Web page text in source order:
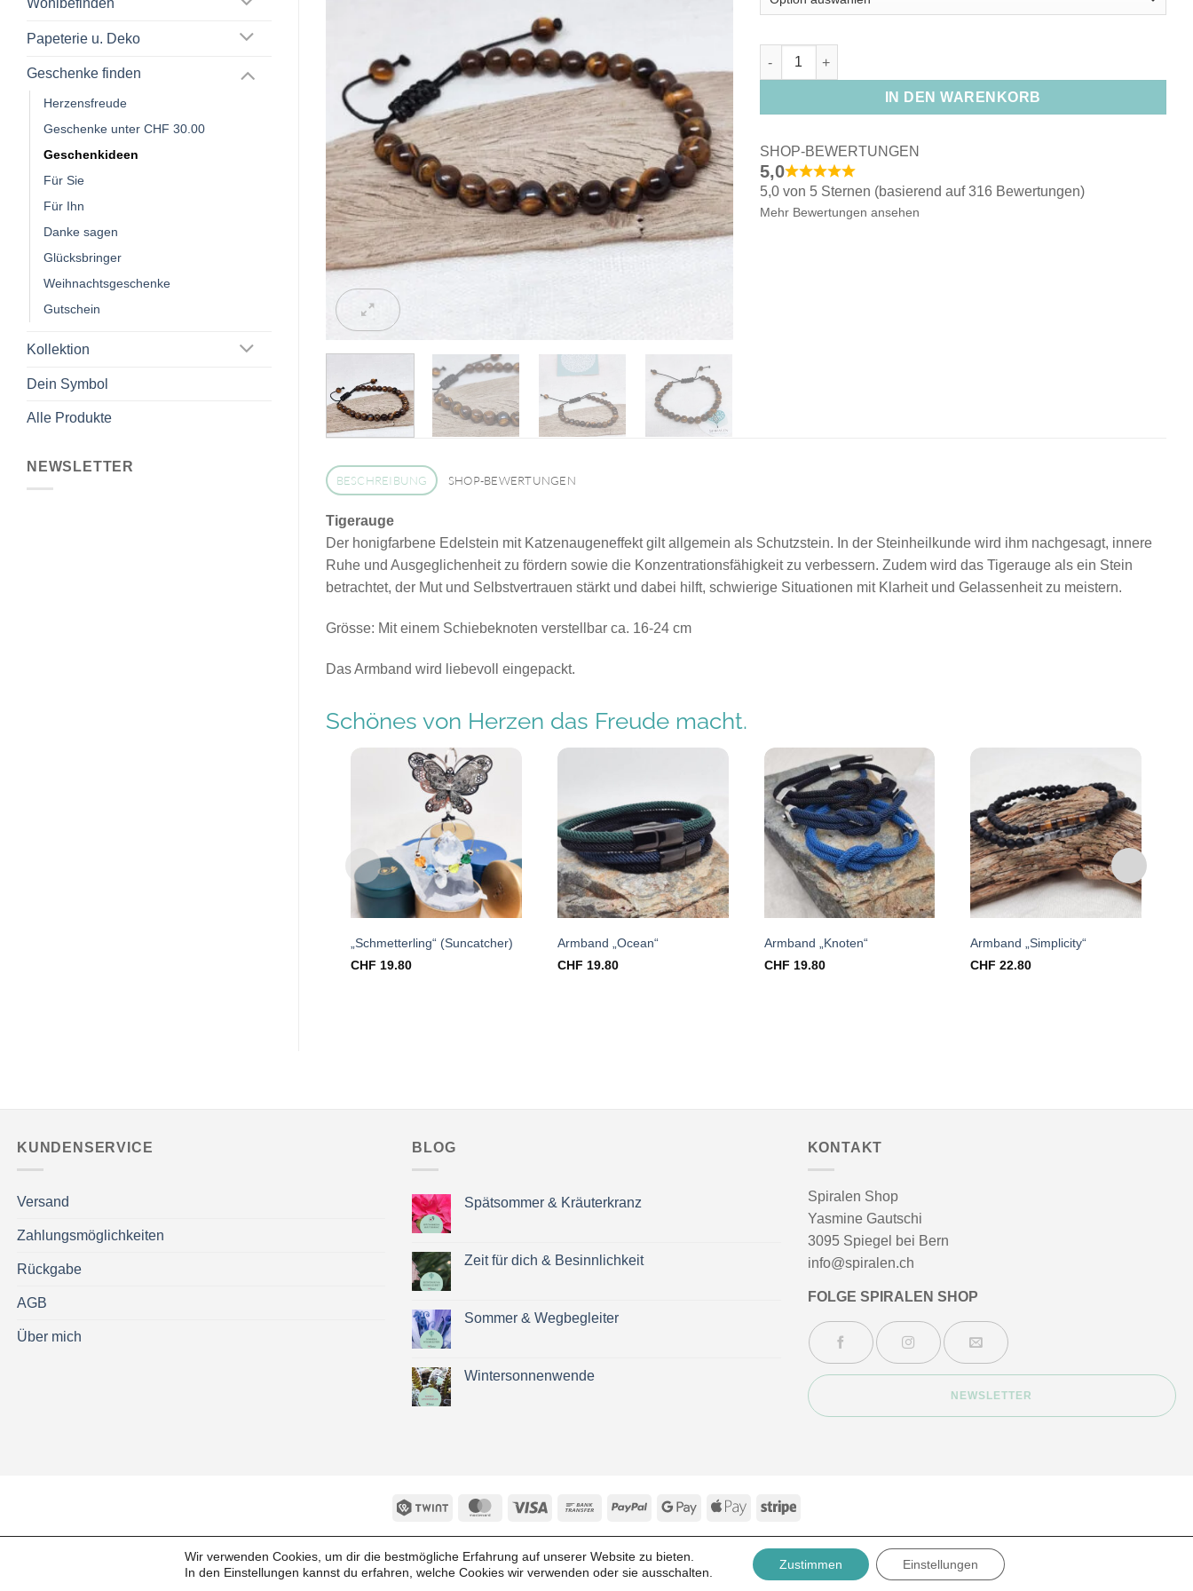
Papeterie u. Deko
Geschenke finden
Herzensfreude
Geschenke unter CHF 30.00
Geschenkideen
Für Sie
Für Ihn
Danke sagen
Glücksbringer
Weihnachtsgeschenke
Gutschein
Kollektion
Dein Symbol
Alle Produkte
NEWSLETTER
Armband "Tigerauge" Menge
IN DEN WARENKORB
SHOP-BEWERTUNGEN
5,0
5,0 von 5 Sternen (basierend auf 316 Bewertungen)
Mehr Bewertungen ansehen
BESCHREIBUNG SHOP-BEWERTUNGEN
Tigerauge
Der honigfarbene Edelstein mit Katzenaugeneffekt gilt allgemein als Schutzstein. In der Steinheilkunde wird ihm nachgesagt, innere
Ruhe und Ausgeglichenheit zu fördern sowie die Konzentrationsfähigkeit zu verbessern. Zudem wird das Tigerauge als ein Stein
betrachtet, der Mut und Selbstvertrauen stärkt und dabei hilft, schwierige Situationen mit Klarheit und Gelassenheit zu meistern.
Grösse: Mit einem Schiebeknoten verstellbar ca. 16-24 cm
Das Armband wird liebevoll eingepackt.
Schönes von Herzen das Freude macht.
Auf die
Wunschliste
„Schmetterling“ (Suncatcher)
CHF 19.80
Auf die
Wunschliste
Armband „Ocean“
CHF 19.80
Auf die
Wunschliste
Armband „Knoten“
CHF 19.80
Auf die
Wunschliste
Armband „Simplicity“
CHF 22.80
KUNDENSERVICE
Versand
Zahlungsmöglichkeiten
Rückgabe
AGB
Über mich
BLOG
Spätsommer & Kräuterkranz
Spätsommer
&
Zeit für dich & Besinnlichkeit
Zeit
für
Sommer & Wegbegleiter
Sommer
&
Wintersonnenwende
KONTAKT
Spiralen Shop
Yasmine Gautschi
3095 Spiegel bei Bern
info@spiralen.ch
FOLGE SPIRALEN SHOP
NEWSLETTER
Twint MasterCardVisa
Bank
PayPal
Google
Apple
Stripe
Copyright 2026 ©spiralen.ch
Wir verwenden Cookies, um dir die bestmögliche Erfahrung auf unserer Website zu bieten.
In den Einstellungen kannst du erfahren, welche Cookies wir verwenden oder sie ausschalten.
Zustimmen Einstellungen